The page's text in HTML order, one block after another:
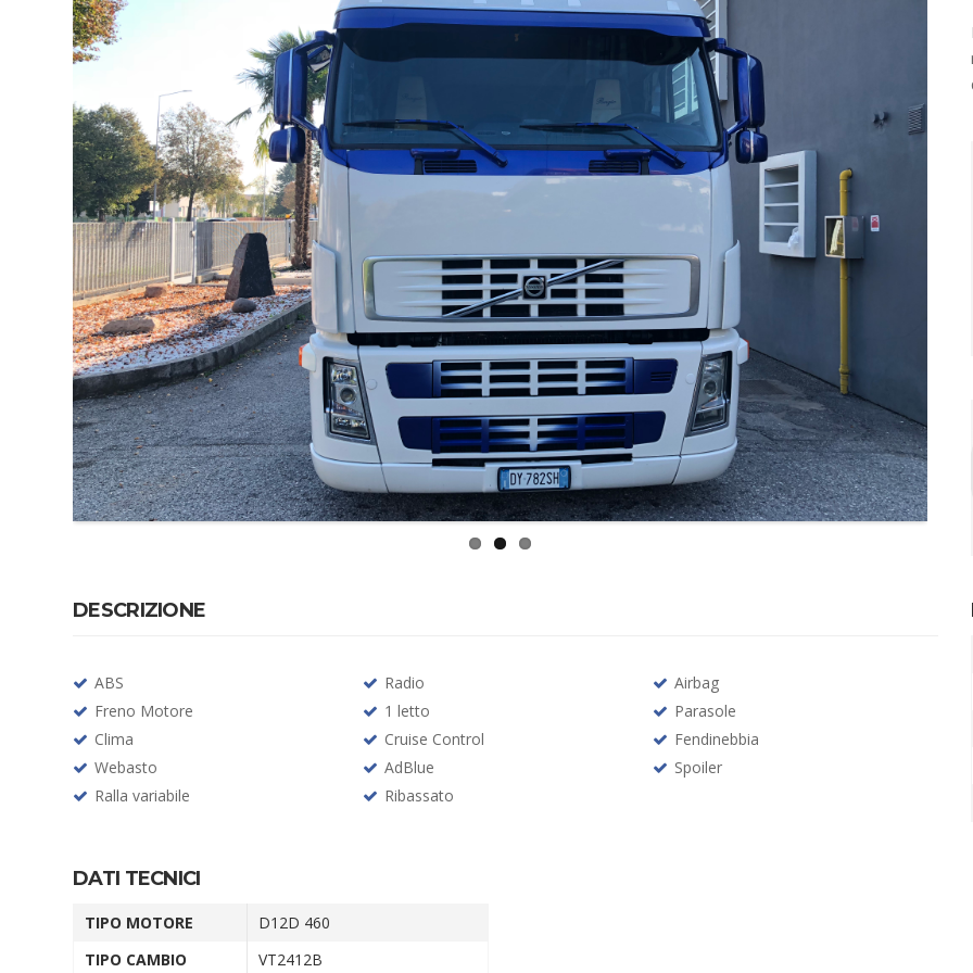
DESCRIZIONE
ABS Radio
Airbag
Freno Motore
1 letto
Parasole
Clima
Cruise Control
Fendinebbia
Webasto
AdBlue
Spoiler
Ralla variabile
Ribassato
DATI TECNICI
TIPO MOTORE
D12D 460
TIPO CAMBIO
VT2412B